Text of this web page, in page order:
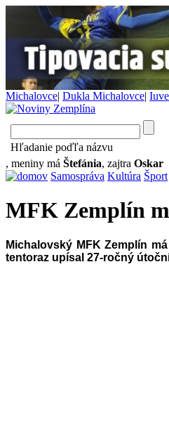
Michalovce| Dukla Michalovce|
Hľadanie poďľa názvu
, meniny má Štefánia, zajtra Oskar
Samospráva Kultúra Šport
MFK Zemplín
Michalovský MFK Zemplín
tentoraz upísal 27-ročný